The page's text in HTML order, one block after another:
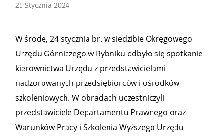
25 Stycznia 2024
W środę, 24 stycznia br. w siedzibie Okręgowego
Urzędu Górniczego w Rybniku odbyło się spotkanie
kierownictwa Urzędu z przedstawicielami
nadzorowanych przedsiębiorców i ośrodków
szkoleniowych. W obradach uczestniczyli
przedstawiciele Departamentu Prawnego oraz
Warunków Pracy i Szkolenia Wyższego Urzędu